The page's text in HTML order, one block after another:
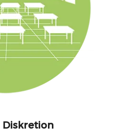
Diskretion